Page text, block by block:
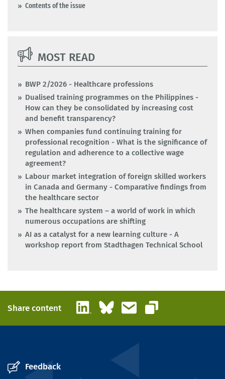
Contents of the issue
MOST READ
BWP 2/2026 - Healthcare professions
Dualised training programmes on the Philippines -
How can they be consolidated by increasing cost
and benefit transparency?
When companies fund continuing training for
professional recognition - What is the significance of
regulation and adherence to a collective wage
agreement?
Labour market integration of foreign skilled workers
in Canada and Germany - Comparative findings from
the healthcare sector
The healthcare system – a world of work in which
numerous occupations are shifting
AI as a catalyst for a new learning culture - A
workshop report from Stadthagen Technical School
Share content LinkedInBlueskyEmail
Copy link
Feedback